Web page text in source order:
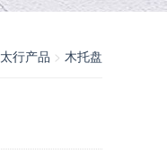
太行产品 > 木托盘